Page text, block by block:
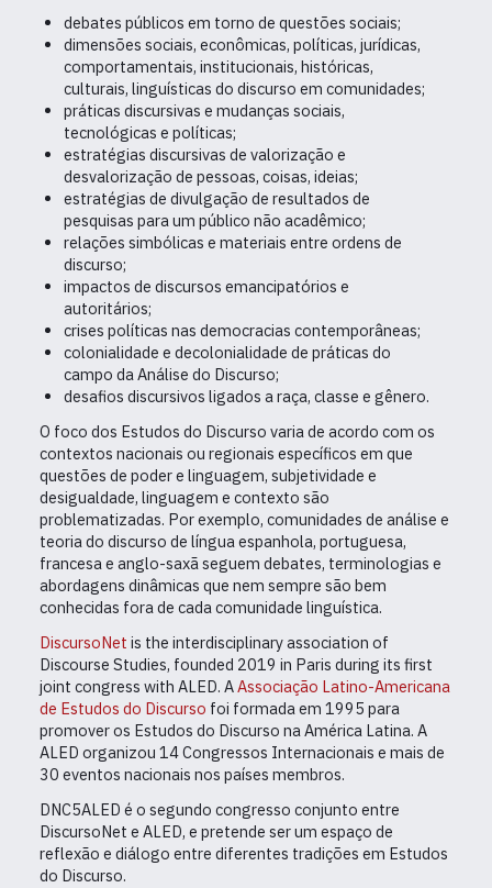
debates públicos em torno de questões sociais;
dimensões sociais, econômicas, políticas, jurídicas,
comportamentais, institucionais, históricas,
culturais, linguísticas do discurso em comunidades;
práticas discursivas e mudanças sociais,
tecnológicas e políticas;
estratégias discursivas de valorização e
desvalorização de pessoas, coisas, ideias;
estratégias de divulgação de resultados de
pesquisas para um público não acadêmico;
relações simbólicas e materiais entre ordens de
discurso;
impactos de discursos emancipatórios e
autoritários;
crises políticas nas democracias contemporâneas;
colonialidade e decolonialidade de práticas do
campo da Análise do Discurso;
desafios discursivos ligados a raça, classe e gênero.
O foco dos Estudos do Discurso varia de acordo com os
contextos nacionais ou regionais específicos em que
questões de poder e linguagem, subjetividade e
desigualdade, linguagem e contexto são
problematizadas. Por exemplo, comunidades de análise e
teoria do discurso de língua espanhola, portuguesa,
francesa e anglo-saxã seguem debates, terminologias e
abordagens dinâmicas que nem sempre são bem
conhecidas fora de cada comunidade linguística.
DiscursoNet is the interdisciplinary association of
Discourse Studies, founded 2019 in Paris during its first
joint congress with ALED. AAssociação Latino-Americana
de Estudos do Discurso foi formada em 1995 para
promover os Estudos do Discurso na América Latina. A
ALED organizou 14 Congressos Internacionais e mais de
30 eventos nacionais nos países membros.
DNC5ALED é o segundo congresso conjunto entre
DiscursoNet e ALED, e pretende ser um espaço de
reflexão e diálogo entre diferentes tradições em Estudos
do Discurso.